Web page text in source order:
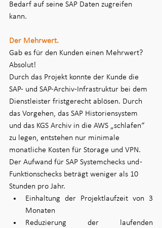
Bedarf auf seine SAP Daten zugreifen
kann.
Der Mehrwert.
Gab es für den Kunden einen Mehrwert?
Absolut!
Durch das Projekt konnte der Kunde die
SAP- und SAP-Archiv-Infrastruktur bei dem
Dienstleister fristgerecht ablösen. Durch
das Vorgehen, das SAP Historiensystem
und das KGS Archiv in die AWS „schlafen“
zu legen, entstehen nur minimale
monatliche Kosten für Storage und VPN.
Der Aufwand für SAP Systemchecks und -
Funktionschecks beträgt weniger als 10
Stunden pro Jahr.
Einhaltung der Projektlaufzeit von 3
Monaten
Reduzierung der laufenden